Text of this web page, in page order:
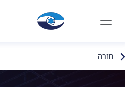
חזרה